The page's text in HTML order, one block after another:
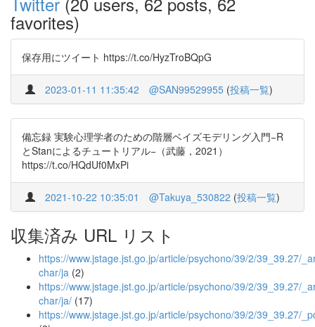
favorites)
保存用にツイート https://t.co/HyzTroBQpG
2023-01-11 11:35:42 @SAN99529955 (投稿一覧)
備忘録 実験心理学者のための階層ベイズモデリング入門−R
とStanによるチュートリアル−（武藤，2021）
https://t.co/HQdUf0MxPi
2021-10-22 10:35:01 @Takuya_530822 (投稿一覧)
収集済み URL リスト
https://www.jstage.jst.go.jp/article/psychono/39/2/39_39.27/
char/ja (2)
https://www.jstage.jst.go.jp/article/psychono/39/2/39_39.27/
char/ja/ (17)
https://www.jstage.jst.go.jp/article/psychono/39/2/39_39.27/